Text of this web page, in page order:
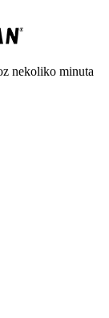
nekoliko minuta